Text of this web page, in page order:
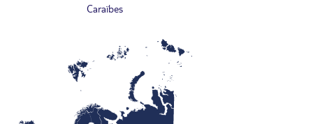
Caraïbes